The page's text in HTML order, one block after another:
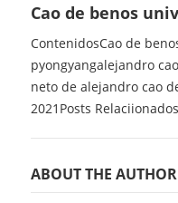
Cao de benos
ContenidosCao de
pyongyangalejandro
neto de alejandro cao
2021Posts
ABOUT THE AUTHOR